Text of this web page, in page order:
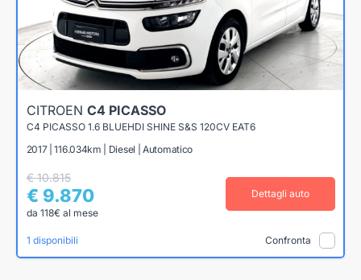
CITROEN C4 PICASSO
C4 PICASSO 1.6 BLUEHDI SHINE S&S 120CV EAT6
2017 | 116.034km | Diesel | Automatico
€ 10.815
€ 9.870
da 118€ al mese
Dettagli auto
1 disponibili Confronta